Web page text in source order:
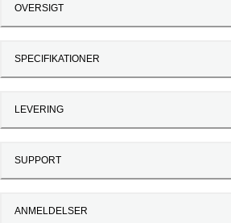
OVERSIGT
SPECIFIKATIONER
LEVERING
SUPPORT
ANMELDELSER